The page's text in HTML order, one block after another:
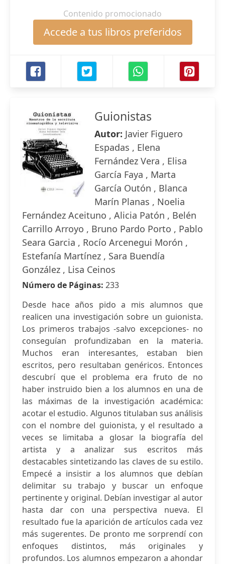
Contenido promocionado
Accede a tus libros preferidos
Guionistas
Autor: Javier Figuero
Espadas , Elena
Fernández Vera , Elisa
García Faya , Marta
García Outón , Blanca
Marín Planas , Noelia
Fernández Aceituno , Alicia Patón , Belén
Carrillo Arroyo , Bruno Pardo Porto , Pablo
Seara Garcia , Rocío Arcenegui Morón ,
Estefanía Martínez , Sara Buendía
González , Lisa Ceinos
Número de Páginas: 233
Desde hace años pido a mis alumnos que
realicen una investigación sobre un guionista.
Los primeros trabajos -salvo excepciones- no
conseguían profundizaban en la materia.
Muchos eran interesantes, estaban bien
escritos, pero resultaban genéricos. Entonces
descubrí que el problema era fruto de no
haber instruido bien a los alumnos en una de
las máximas de la investigación académica:
acotar el estudio. Algunos titulaban sus análisis
con el nombre del guionista, y el resultado a
veces se limitaba a glosar la biografía del
artista y a analizar sus escritos más
destacables sintetizando las claves de su estilo.
Empecé a insistir a los alumnos que debían
delimitar su trabajo y buscar un enfoque
pertinente y original. Debían investigar al autor
hasta dar con una perspectiva nueva. El
resultado fue la aparición de artículos cada vez
más sugerentes. De pronto me sorprendí con
enfoques distintos, más originales y
profundos. Los alumnos empezaron a ahondar